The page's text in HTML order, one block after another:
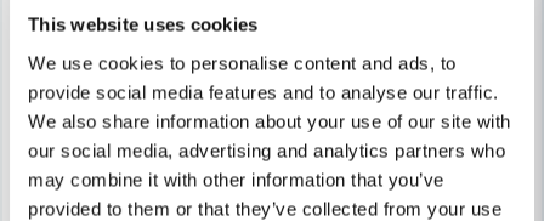
This website uses cookies
We use cookies to personalise content and ads, to
provide social media features and to analyse our traffic.
We also share information about your use of our site with
our social media, advertising and analytics partners who
may combine it with other information that you’ve
provided to them or that they’ve collected from your use